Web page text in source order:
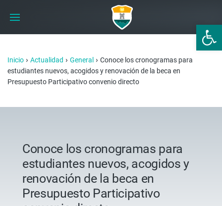
Abrir
Inicio › Actualidad › General › Conoce los cronogramas para
estudiantes nuevos, acogidos y renovación de la beca en
Presupuesto Participativo convenio directo
Conoce los cronogramas para
estudiantes nuevos, acogidos y
renovación de la beca en
Presupuesto Participativo